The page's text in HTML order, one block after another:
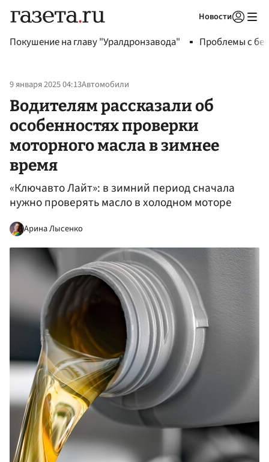
Новости
Покушение на главу "Уралдронзавода" Проблемы с
9 января 2025 04:13Автомобили
Водителям рассказали об
особенностях проверки
моторного масла в зимнее
время
«Ключавто Лайт»: в зимний период сначала
нужно проверять масло в холодном моторе
Арина Лысенко